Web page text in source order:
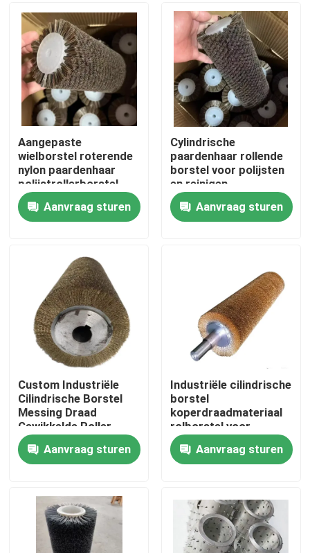
Thuis
Producten
Fabrieksreis
Kwaliteitscontrole
Contacteer ons
Vraag een offerte aan
Industriële borstelstrook
industriële cilindrische borstel
industriële rolborstel
Aangepaste
wielborstel roterende
nylon paardenhaar
polijstrollerborstel
Aanvraag sturen
Cylindrische
paardenhaar rollende
borstel voor polijsten
en reinigen
Aanvraag sturen
Custom Industriële
Cilindrische Borstel
Messing Draad
Gewikkelde Roller
Borstel Voor
Metaal/Hout Polijsten
Aanvraag sturen
Industriële cilindrische
borstel
koperdraadmateriaal
rolborstel voor
polijsten
Aanvraag sturen